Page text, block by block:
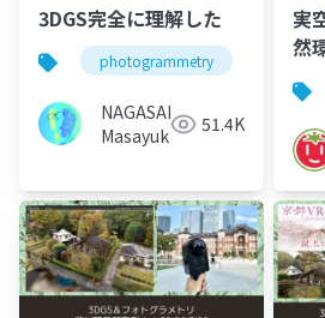
3DGS完全に理解した
photogrammetry 3dgs
NAGASAKA
Masayuki
51.4K
実
然
活
ー